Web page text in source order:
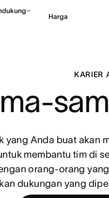
Harga
KARIER
yang Anda buat akan
membantu tim di
orang-orang
dukungan yang